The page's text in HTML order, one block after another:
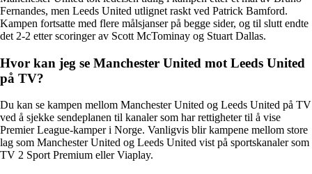
Fernandes, men Leeds United utlignet raskt ved Patrick Bamford.
Kampen fortsatte med flere målsjanser på begge sider, og til slutt endte
det 2-2 etter scoringer av Scott McTominay og Stuart Dallas.
Hvor kan jeg se Manchester United mot Leeds United
på TV?
Du kan se kampen mellom Manchester United og Leeds United på TV
ved å sjekke sendeplanen til kanaler som har rettigheter til å vise
Premier League-kamper i Norge. Vanligvis blir kampene mellom store
lag som Manchester United og Leeds United vist på sportskanaler som
TV 2 Sport Premium eller Viaplay.